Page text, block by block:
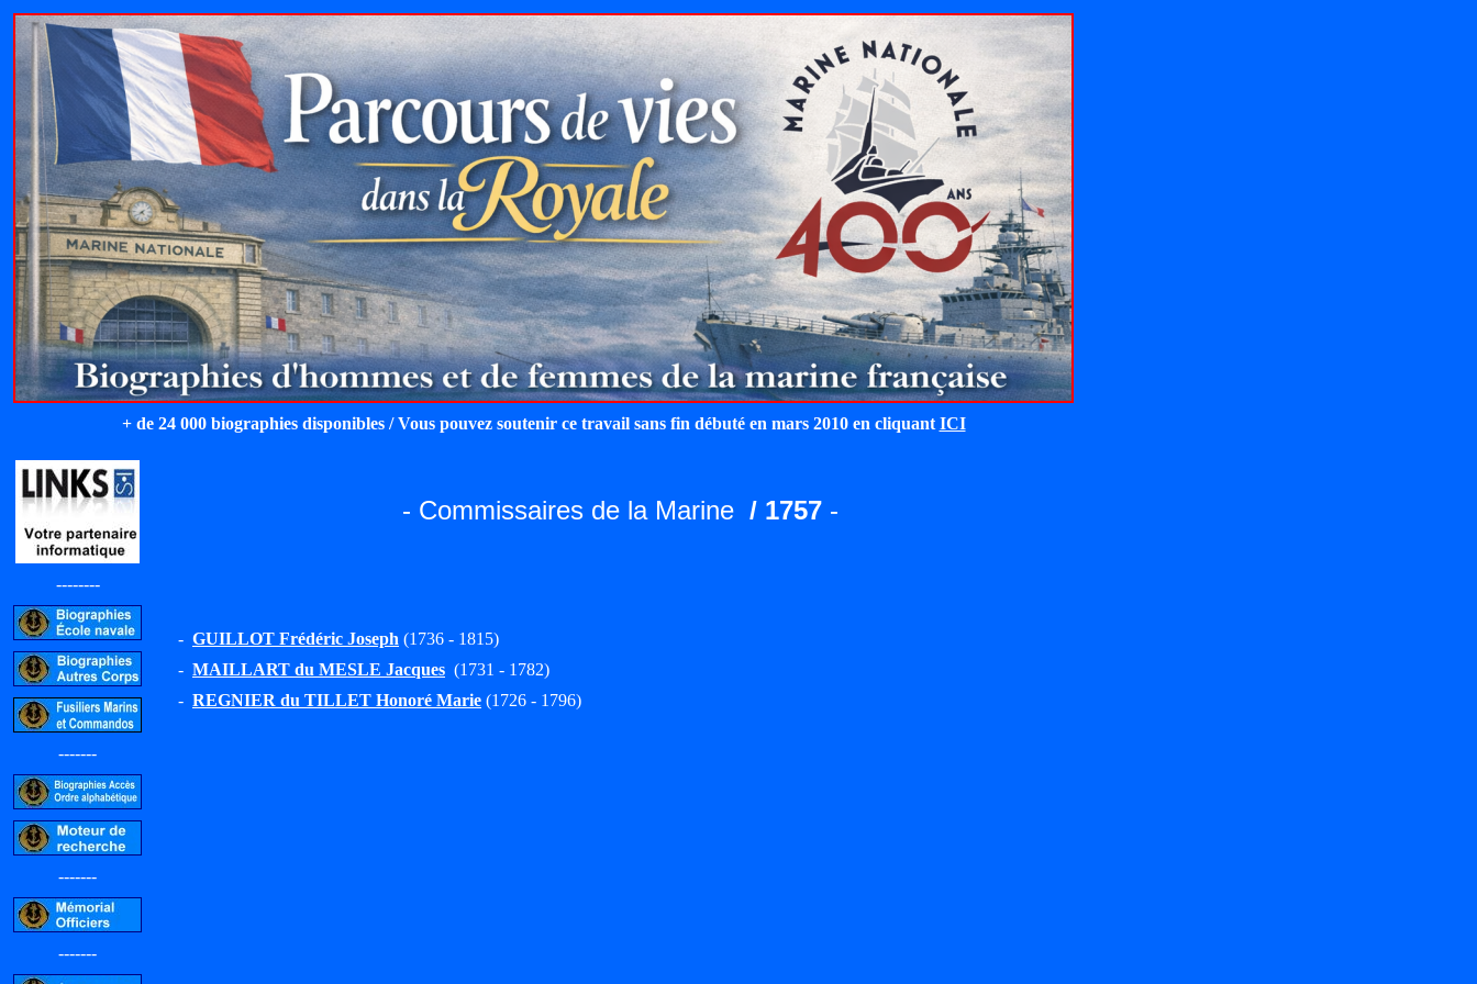
+ de 24 000 biographies disponibles / Vous pouvez soutenir ce travail sans fin débuté en mars 2010 en cliquant ICI
--------
-------
-------
-------
- Commissaires de la Marine/ 1757-
- GUILLOT Frédéric Joseph (1736 - 1815)
- MAILLART du MESLE Jacques (1731 - 1782)
- REGNIER du TILLET Honoré Marie (1726 - 1796)